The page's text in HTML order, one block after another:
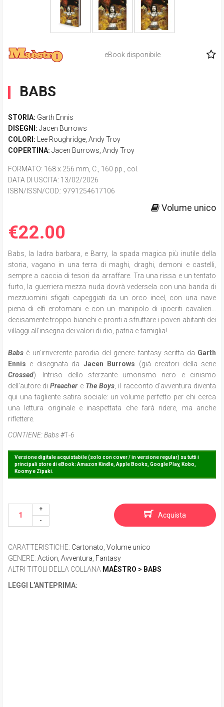
eBook disponibile
BABS
STORIA: Garth Ennis
DISEGNI: Jacen Burrows
COLORI:
Lee Roughridge Andy Troy
COPERTINA: Jacen Burrows Andy Troy
FORMATO: 168 x 256 mm, C., 160 pp., col.
DATA DI USCITA: 13/02/2026
ISBN/ISSN/COD.: 9791254617106
Volume unico
€22.00
Babs, la ladra barbara, e Barry, la spada magica più inutile della
storia, vagano in una terra di maghi, draghi, demoni e castelli,
sempre a caccia di tesori da arraffare. Tra una rissa e un tentato
furto, la guerriera mezza nuda dovrà vedersela con una banda di
mezzuomini sfigati capeggiati da un orco incel, con una nave
piena di elfi erotomani e con un manipolo di ipocriti cavalieri…
decisamente troppo bianchi e pronti a sfruttare i poveri abitanti dei
villaggi all'insegna dei valori di dio, patria e famiglia!
Babs è un'irriverente parodia del genere fantasy scritta da Garth
Ennis e disegnata da Jacen Burrows (già creatori della serie
Crossed). Intriso dello sferzante umorismo nero e cinismo
dell'autore diPreachere The Boys , il racconto d'avventura diventa
qui una tagliente satira sociale: un volume perfetto per chi cerca
una lettura originale e inaspettata che farà ridere, ma anche
riflettere.
CONTIENE:Babs #1-6
Versione digitale acquistabile (solo con cover / in versione regular) su tutti i
principali store di eBook: Amazon Kindle, Apple Books, Google Play, Kobo,
Koomy e Zipaki.
Acquista
CARATTERISTICHE: Cartonato Volume unico
GENERE: Action Avventura Fantasy
ALTRI TITOLI DELLA COLLANA MAÈSTRO > BABS
LEGGI L'ANTEPRIMA: